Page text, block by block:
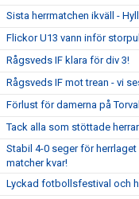
Sista herrmatchen ikväll -
Flickor U13 vann inför
Rågsveds IF klara för div 3!
Rågsveds IF mot trean - vi
Förlust för damerna på
Tack alla som stöttade
Stabil 4-0 seger för
matcher kvar!
Lyckad fotbollsfestival och